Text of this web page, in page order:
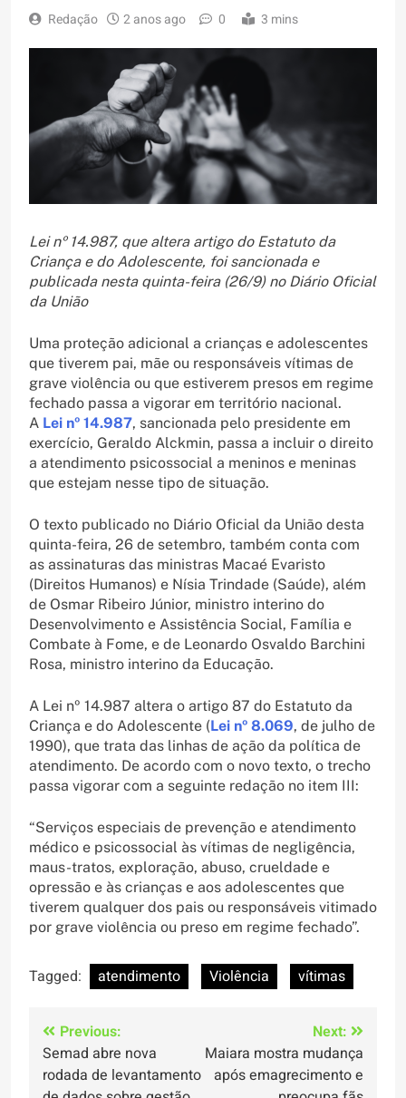
Redação 2 anos ago 0 3 mins
Lei nº 14.987, que altera artigo do Estatuto da
Criança e do Adolescente, foi sancionada e
publicada nesta quinta-feira (26/9) no Diário Oficial
da União
Uma proteção adicional a crianças e adolescentes
que tiverem pai, mãe ou responsáveis vítimas de
grave violência ou que estiverem presos em regime
fechado passa a vigorar em território nacional.
A Lei nº 14.987, sancionada pelo presidente em
exercício, Geraldo Alckmin, passa a incluir o direito
a atendimento psicossocial a meninos e meninas
que estejam nesse tipo de situação.
O texto publicado no Diário Oficial da União desta
quinta-feira, 26 de setembro, também conta com
as assinaturas das ministras Macaé Evaristo
(Direitos Humanos) e Nísia Trindade (Saúde), além
de Osmar Ribeiro Júnior, ministro interino do
Desenvolvimento e Assistência Social, Família e
Combate à Fome, e de Leonardo Osvaldo Barchini
Rosa, ministro interino da Educação.
A Lei nº 14.987 altera o artigo 87 do Estatuto da
Criança e do Adolescente (Lei nº 8.069, de julho de
1990), que trata das linhas de ação da política de
atendimento. De acordo com o novo texto, o trecho
passa vigorar com a seguinte redação no item III:
“Serviços especiais de prevenção e atendimento
médico e psicossocial às vítimas de negligência,
maus-tratos, exploração, abuso, crueldade e
opressão e às crianças e aos adolescentes que
tiverem qualquer dos pais ou responsáveis vitimado
por grave violência ou preso em regime fechado”.
Tagged: atendimento Violência vítimas
Navegação
de
Previous:
Semad abre nova
rodada de levantamento
Next:
Maiara mostra mudança
após emagrecimento e